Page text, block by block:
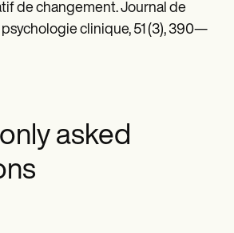
de changement. Journal de
clinique, 51 (3), 390—
asked